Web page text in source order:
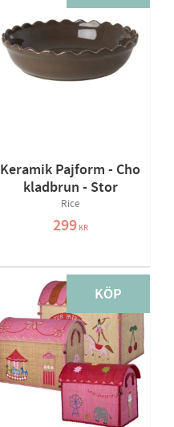
Keramik Pajform - Cho
kladbrun - Stor
Rice
299KR
KÖP